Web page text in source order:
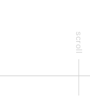
scroll